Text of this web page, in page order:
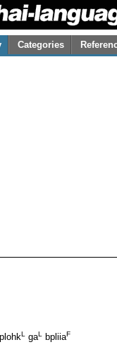
Categories
L gaL bpliiaF